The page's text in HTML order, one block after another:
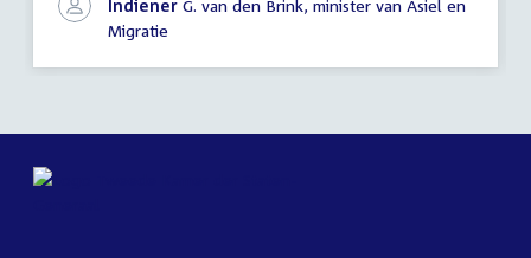
Indiener G. van den Brink, minister van Asiel en
Migratie